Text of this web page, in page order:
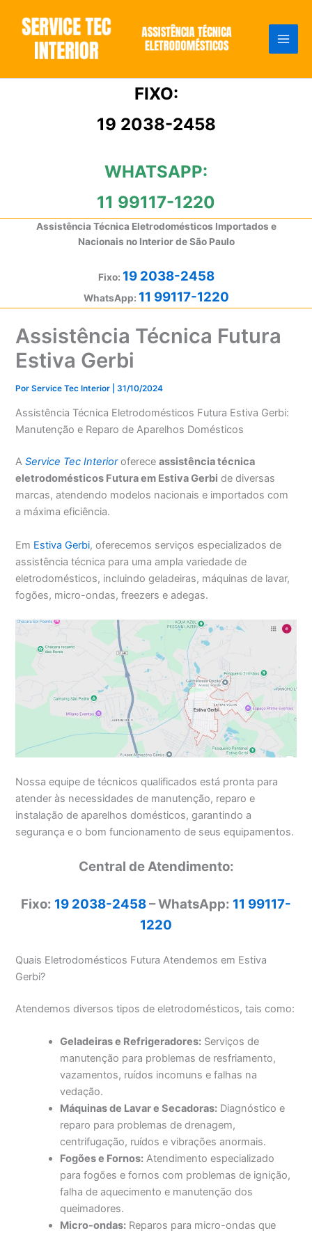
conteúdo
FIXO:
19 2038-2458
WHATSAPP:
11 99117-1220
Assistência Técnica Eletrodomésticos Importados e
Nacionais no Interior de São Paulo
Fixo: 19 2038-2458
WhatsApp: 11 99117-1220
Assistência Técnica Futura
Estiva Gerbi
PorService Tec Interior |31/10/2024
Assistência Técnica Eletrodomésticos Futura Estiva Gerbi:
Manutenção e Reparo de Aparelhos Domésticos
AService Tec Interiorofereceassistência técnica
eletrodomésticos Futura em Estiva Gerbi de diversas
marcas, atendendo modelos nacionais e importados com
a máxima eficiência.
Em Estiva Gerbi, oferecemos serviços especializados de
assistência técnica para uma ampla variedade de
eletrodomésticos, incluindo geladeiras, máquinas de lavar,
fogões, micro-ondas, freezers e adegas.
Nossa equipe de técnicos qualificados está pronta para
atender às necessidades de manutenção, reparo e
instalação de aparelhos domésticos, garantindo a
segurança e o bom funcionamento de seus equipamentos.
Central de Atendimento:
Fixo: 19 2038-2458– WhatsApp: 11 99117-
1220
Quais Eletrodomésticos Futura Atendemos em Estiva
Gerbi?
Atendemos diversos tipos de eletrodomésticos, tais como:
Geladeiras e Refrigeradores: Serviços de
manutenção para problemas de resfriamento,
vazamentos, ruídos incomuns e falhas na
vedação.
Máquinas de Lavar e Secadoras: Diagnóstico e
reparo para problemas de drenagem,
centrifugação, ruídos e vibrações anormais.
Fogões e Fornos: Atendimento especializado
para fogões e fornos com problemas de ignição,
falha de aquecimento e manutenção dos
queimadores.
Micro-ondas: Reparos para micro-ondas que